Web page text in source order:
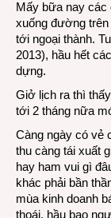
Mấy bữa nay các
xuống đường
tới ngoại thành.
2013), hầu hết
dựng.
Giở lịch ra thì
tới 2 tháng nữa
Càng ngày có vẻ
thu càng tái xuất
hay ham vui gì
khác phải bần
mùa kinh doanh
thoái, hầu bao